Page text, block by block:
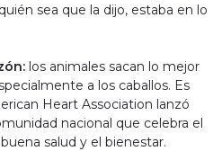
sea que la dijo, estaba en lo
los animales sacan lo mejor
a los caballos. Es
Heart Association lanzó
nacional que celebra el
salud y el bienestar.